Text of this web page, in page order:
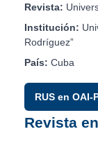
Revista:
Institución:
Rodríguez”
País: Cuba
RUS en OAI-
Revista